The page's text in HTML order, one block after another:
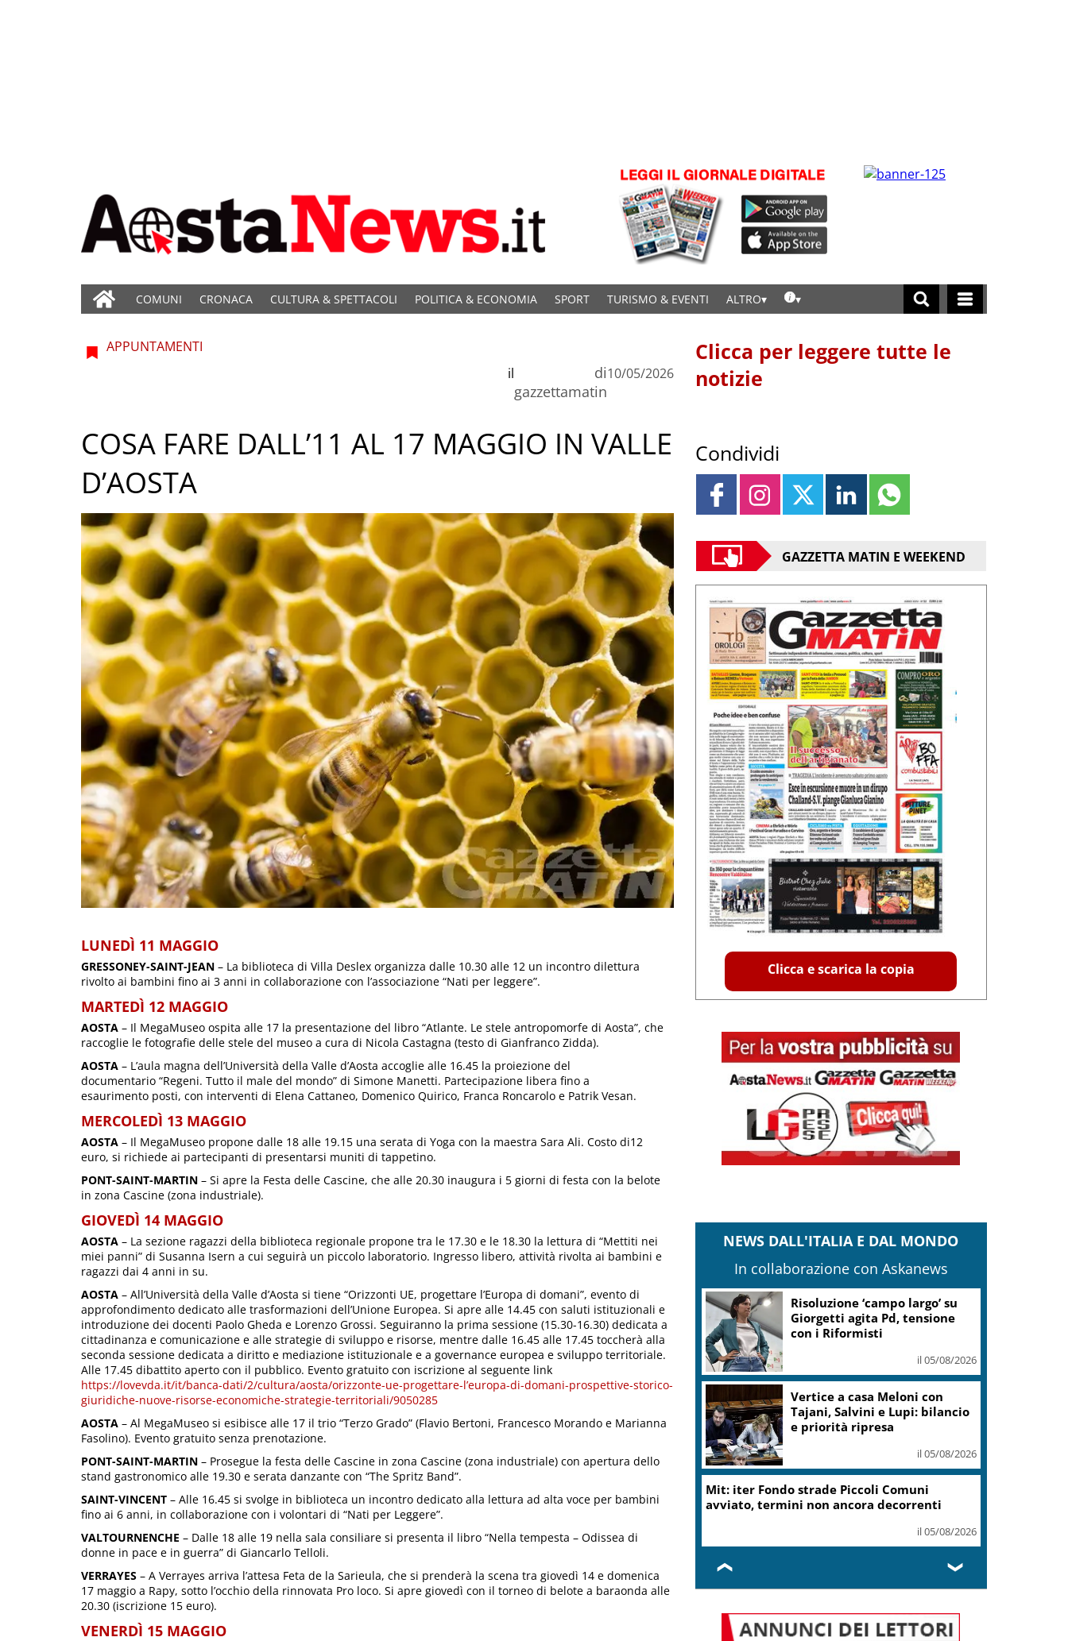
COMUNI CRONACA CULTURA & SPETTACOLI POLITICA & ECONOMIA SPORT TURISMO & EVENTI ALTRO
APPUNTAMENTI
di
gazzettamatin
il 10/05/2026
COSA FARE DALL’11 AL 17 MAGGIO IN VALLE
D’AOSTA
LUNEDÌ 11 MAGGIO
GRESSONEY-SAINT-JEAN – La biblioteca di Villa Deslex organizza dalle 10.30 alle 12 un incontro dilettura
rivolto ai bambini fino ai 3 anni in collaborazione con l’associazione “Nati per leggere”.
MARTEDÌ 12 MAGGIO
AOSTA – Il MegaMuseo ospita alle 17 la presentazione del libro “Atlante. Le stele antropomorfe di Aosta”, che
raccoglie le fotografie delle stele del museo a cura di Nicola Castagna (testo di Gianfranco Zidda).
AOSTA – L’aula magna dell’Università della Valle d’Aosta accoglie alle 16.45 la proiezione del
documentario “Regeni. Tutto il male del mondo” di Simone Manetti. Partecipazione libera fino a
esaurimento posti, con interventi di Elena Cattaneo, Domenico Quirico, Franca Roncarolo e Patrik Vesan.
MERCOLEDÌ 13 MAGGIO
AOSTA – Il MegaMuseo propone dalle 18 alle 19.15 una serata di Yoga con la maestra Sara Ali. Costo di12
euro, si richiede ai partecipanti di presentarsi muniti di tappetino.
PONT-SAINT-MARTIN – Si apre la Festa delle Cascine, che alle 20.30 inaugura i 5 giorni di festa con la belote
in zona Cascine (zona industriale).
GIOVEDÌ 14 MAGGIO
AOSTA – La sezione ragazzi della biblioteca regionale propone tra le 17.30 e le 18.30 la lettura di “Mettiti nei
miei panni” di Susanna Isern a cui seguirà un piccolo laboratorio. Ingresso libero, attività rivolta ai bambini e
ragazzi dai 4 anni in su.
AOSTA – All’Università della Valle d’Aosta si tiene “Orizzonti UE, progettare l’Europa di domani”, evento di
approfondimento dedicato alle trasformazioni dell’Unione Europea. Si apre alle 14.45 con saluti istituzionali e
introduzione dei docenti Paolo Gheda e Lorenzo Grossi. Seguiranno la prima sessione (15.30-16.30) dedicata a
cittadinanza e comunicazione e alle strategie di sviluppo e risorse, mentre dalle 16.45 alle 17.45 toccherà alla
seconda sessione dedicata a diritto e mediazione istituzionale e a governance europea e sviluppo territoriale.
Alle 17.45 dibattito aperto con il pubblico. Evento gratuito con iscrizione al seguente link
https://lovevda.it/it/banca-dati/2/cultura/aosta/orizzonte-ue-progettare-l’europa-di-domani-prospettive-storico-
giuridiche-nuove-risorse-economiche-strategie-territoriali/9050285
AOSTA – Al MegaMuseo si esibisce alle 17 il trio “Terzo Grado” (Flavio Bertoni, Francesco Morando e Marianna
Fasolino). Evento gratuito senza prenotazione.
PONT-SAINT-MARTIN – Prosegue la festa delle Cascine in zona Cascine (zona industriale) con apertura dello
stand gastronomico alle 19.30 e serata danzante con “The Spritz Band”.
SAINT-VINCENT – Alle 16.45 si svolge in biblioteca un incontro dedicato alla lettura ad alta voce per bambini
fino ai 6 anni, in collaborazione con i volontari di “Nati per Leggere”.
VALTOURNENCHE – Dalle 18 alle 19 nella sala consiliare si presenta il libro “Nella tempesta – Odissea di
donne in pace e in guerra” di Giancarlo Telloli.
VERRAYES – A Verrayes arriva l’attesa Feta de la Sarieula, che si prenderà la scena tra giovedì 14 e domenica
17 maggio a Rapy, sotto l’occhio della rinnovata Pro loco. Si apre giovedì con il torneo di belote a baraonda alle
20.30 (iscrizione 15 euro).
VENERDÌ 15 MAGGIO
Clicca per leggere tutte le
notizie
Condividi
GAZZETTA MATIN E WEEKEND
Clicca e scarica la copia
NEWS DALL'ITALIA E DAL MONDO
In collaborazione con Askanews
Risoluzione ‘campo largo’ su
Giorgetti agita Pd, tensione
con i Riformisti
il 05/08/2026
Vertice a casa Meloni con
Tajani, Salvini e Lupi: bilancio
e priorità ripresa
il 05/08/2026
Mit: iter Fondo strade Piccoli Comuni
avviato, termini non ancora decorrenti
il 05/08/2026
❮ ❯